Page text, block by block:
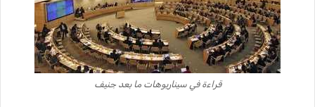
قراءة في سيناريوهات ما بعد جنيف